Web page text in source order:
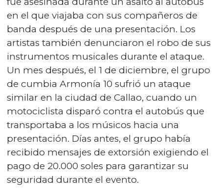
en el que viajaba con sus compañeros de
banda después de una presentación. Los
artistas también denunciaron el robo de sus
instrumentos musicales durante el ataque.
Un mes después, el 1 de diciembre, el grupo
de cumbia Armonía 10 sufrió un ataque
similar en la ciudad de Callao, cuando un
motociclista disparó contra el autobús que
transportaba a los músicos hacia una
presentación. Días antes, el grupo había
recibido mensajes de extorsión exigiendo el
pago de 20.000 soles para garantizar su
seguridad durante el evento.